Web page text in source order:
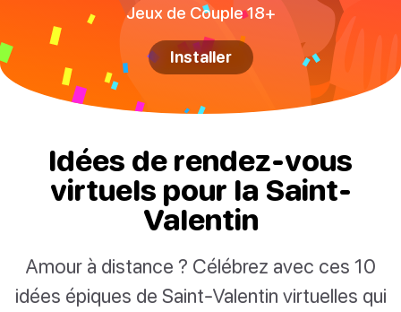
Jeux de Couple 18+
Installer
Idées de rendez-vous
virtuels pour la Saint-
Valentin
Amour à distance ? Célébrez avec ces 10
idées épiques de Saint-Valentin virtuelles qui